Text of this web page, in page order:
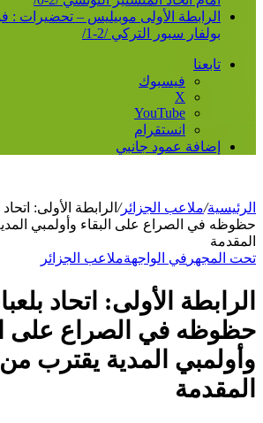
الرابطة الأولى موبيليس – تحضيرات
بولفار سبور التركي /2-1/
تابعنا
فيسبوك
‫X
‫YouTube
انستقرام
إضافة عمود جانبي
الرئيسية/ملاعب الجزائر/ الرابطة الأولى:
حظوظه في الصراع على البقاء وأولمبي
المقدمة
تحت المجهر في الواجهةملاعب الجزائر
الرابطة الأولى: اتحاد
حظوظه في الصراع على
وأولمبي المدية يقترب
المقدمة